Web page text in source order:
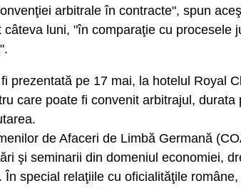
arbitrale în contracte", spun
luni, "în comparaţie cu procesele
prezentată pe 17 mai, la hotelul Royal
care poate fi convenit arbitrajul,
de Afaceri de Limbă Germană
şi seminarii din domeniul economiei,
special relaţiile cu oficialităţile